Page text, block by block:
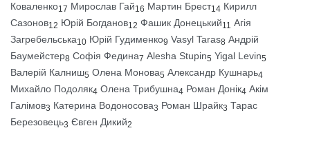
Коваленко17 Мирослав Гай16 Мартин Брест14 Кирилл
Сазонов12 Юрій Богданов12 Фашик Донецький11 Агія
Загребельська10 Юрій Гудименко9 Vasyl Taras8 Андрій
Баумейстер8 Софія Федина7 Alesha Stupin5 Yigal Levin5
Валерій Калниш5 Олена Монова5 Александр Кушнарь4
Михайло Подоляк4 Олена Трибушна4 Роман Донік4 Акім
Галімов3 Катерина Водоносова3 Роман Шрайк3 Тарас
Березовець3 Євген Дикий2